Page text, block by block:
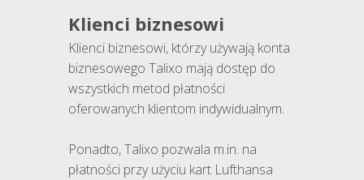
Klienci biznesowi
Klienci biznesowi, którzy używają konta
biznesowego Talixo mają dostęp do
wszystkich metod płatności
oferowanych klientom indywidualnym.
Ponadto, Talixo pozwala m.in. na
płatności przy użyciu kart Lufthansa